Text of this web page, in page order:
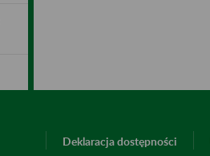
Deklaracja dostępności